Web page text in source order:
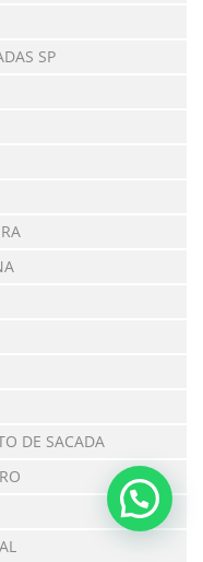
SP
DE SACADA